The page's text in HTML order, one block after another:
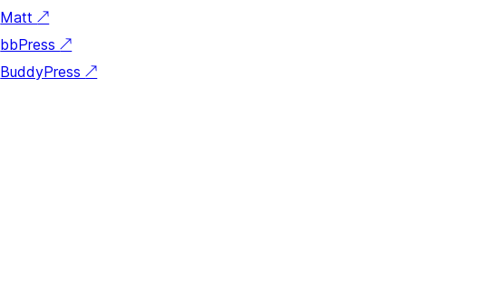
Matt↗
bbPress↗
BuddyPress↗